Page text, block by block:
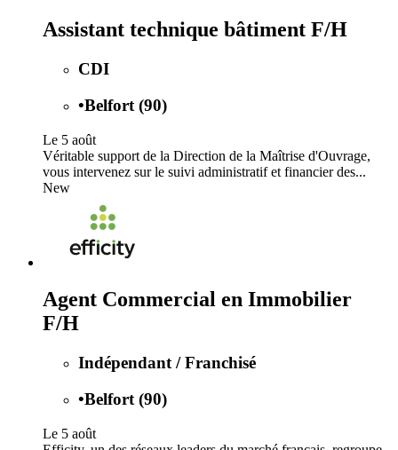
Assistant technique bâtiment F/H
CDI
•Belfort (90)
Le 5 août
Véritable support de la Direction de la Maîtrise d'Ouvrage,
vous intervenez sur le suivi administratif et financier des...
New
Agent Commercial en Immobilier
F/H
Indépendant / Franchisé
•Belfort (90)
Le 5 août